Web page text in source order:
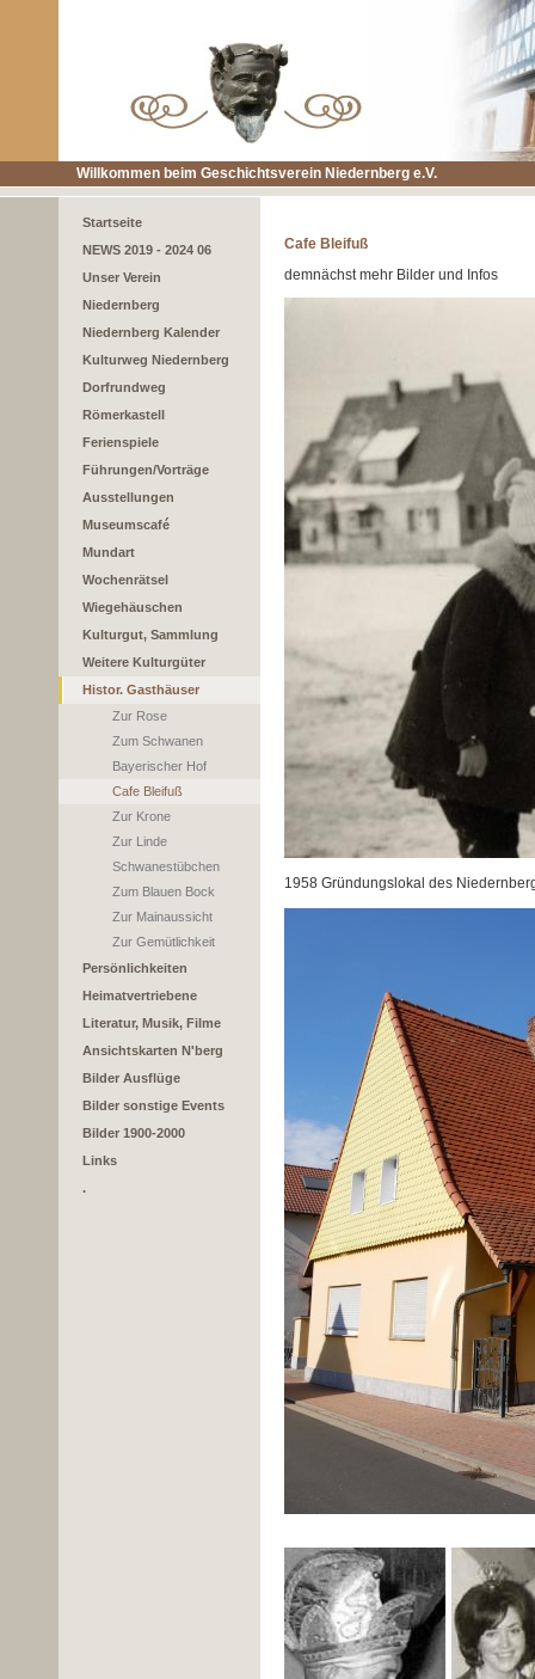
Willkommen beim Geschichtsverein Niedernberg e.V.
Startseite
NEWS 2019 - 2024 06
Unser Verein
Niedernberg
Niedernberg Kalender
Kulturweg Niedernberg
Dorfrundweg
Römerkastell
Ferienspiele
Führungen/Vorträge
Ausstellungen
Museumscafé
Mundart
Wochenrätsel
Wiegehäuschen
Kulturgut, Sammlung
Weitere Kulturgüter
Histor. Gasthäuser
Zur Rose
Zum Schwanen
Bayerischer Hof
Cafe Bleifuß
Zur Krone
Zur Linde
Schwanestübchen
Zum Blauen Bock
Zur Mainaussicht
Zur Gemütlichkeit
Persönlichkeiten
Heimatvertriebene
Literatur, Musik, Filme
Ansichtskarten N'berg
Bilder Ausflüge
Bilder sonstige Events
Bilder 1900-2000
Links
.
Cafe Bleifuß
demnächst mehr Bilder und Infos
1958 Gründungslokal des